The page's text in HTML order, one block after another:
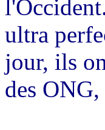
ultra
jour, ils
des ONG,